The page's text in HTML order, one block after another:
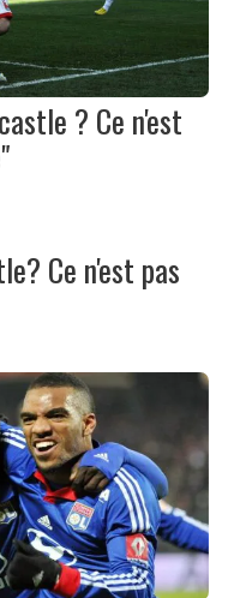
? Ce n'est
Ce n'est pas